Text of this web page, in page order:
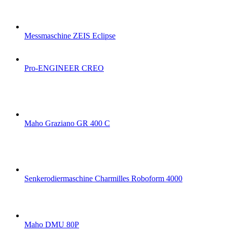
Messmaschine ZEIS Eclipse
Pro-ENGINEER CREO
Maho Graziano GR 400 C
Senkerodiermaschine Charmilles Roboform 4000
Maho DMU 80P